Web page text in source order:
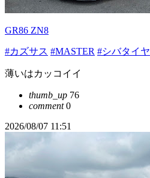
GR86 ZN8
#カズサス #MASTER #シバタイヤ
薄いはカッコイイ
thumb_up 76
comment0
2026/08/07 11:51